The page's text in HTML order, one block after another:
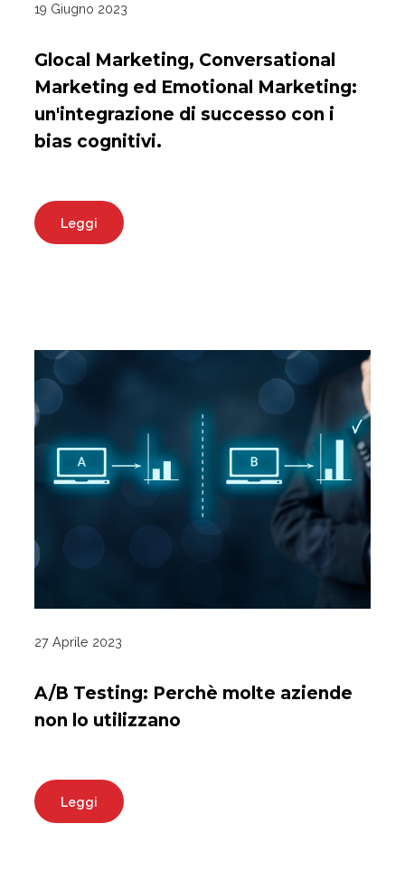
19 Giugno 2023
Glocal Marketing, Conversational
Marketing ed Emotional Marketing:
un'integrazione di successo con i
bias cognitivi.
Leggi
27 Aprile 2023
A/B Testing: Perchè molte aziende
non lo utilizzano
Leggi